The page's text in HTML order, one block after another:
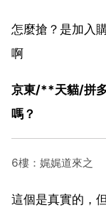
怎麼搶？是加入
啊
京東/**天貓/拼
嗎？
6樓：娓娓道來之
這個是真實的，